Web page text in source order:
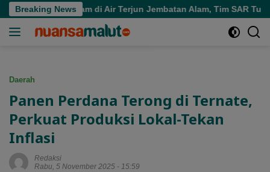
Langsung
ke
Breaking News
Tenggelam di Air Terjun Jembatan Alam, Tim SAR Turun
Daerah
Panen Perdana Terong di Ternate,
Perkuat Produksi Lokal-Tekan
Inflasi
Redaksi
Rabu, 5 November 2025 - 15:59